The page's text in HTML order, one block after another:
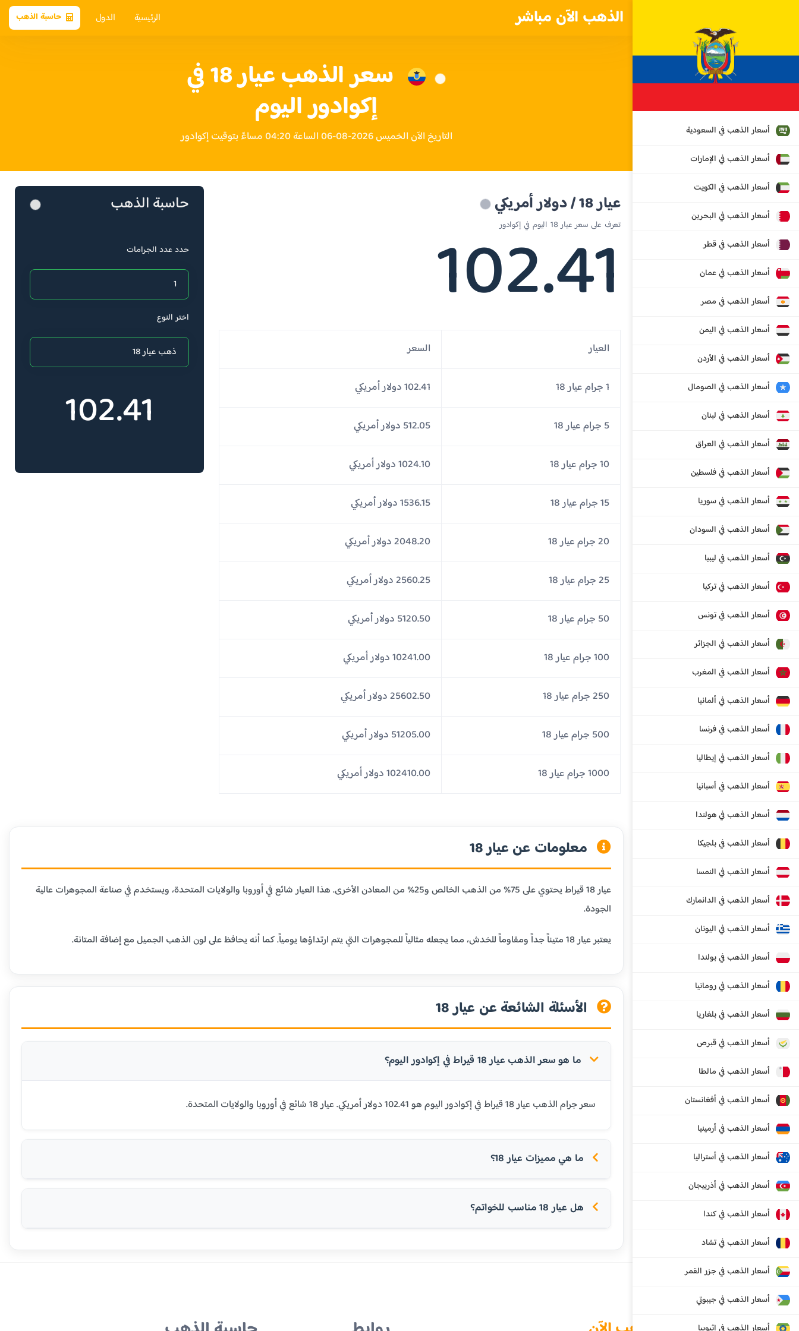
الذهب الآن مباشر الرئيسية الدول حاسبة الذهب
أسعار الذهب في السعودية
أسعار الذهب في الإمارات
أسعار الذهب في الكويت
أسعار الذهب في البحرين
أسعار الذهب في قطر
أسعار الذهب في عمان
أسعار الذهب في مصر
أسعار الذهب في اليمن
أسعار الذهب في الأردن
أسعار الذهب في الصومال
أسعار الذهب في لبنان
أسعار الذهب في العراق
أسعار الذهب في فلسطين
أسعار الذهب في سوريا
أسعار الذهب في السودان
أسعار الذهب في ليبيا
أسعار الذهب في تركيا
أسعار الذهب في تونس
أسعار الذهب في الجزائر
أسعار الذهب في المغرب
أسعار الذهب في ألمانيا
أسعار الذهب في فرنسا
أسعار الذهب في إيطاليا
أسعار الذهب في أسبانيا
أسعار الذهب في هولندا
أسعار الذهب في بلجيكا
أسعار الذهب في النمسا
أسعار الذهب في الدانمارك
أسعار الذهب في اليونان
أسعار الذهب في بولندا
أسعار الذهب في رومانيا
أسعار الذهب في بلغاريا
أسعار الذهب في قبرص
أسعار الذهب في مالطا
أسعار الذهب في أفغانستان
أسعار الذهب في أرمينيا
أسعار الذهب في أستراليا
أسعار الذهب في أذربيجان
أسعار الذهب في كندا
أسعار الذهب في تشاد
أسعار الذهب في جزر القمر
أسعار الذهب في جيبوتي
سعر الذهب عيار 18 في
إكوادور اليوم
التاريخ الآن الخميس 2026-08-06 الساعة 04:20 مساءً بتوقيت إكوادور
عيار 18 / دولار أمريكي
تعرف على سعر عيار 18 اليوم في إكوادور
102.41
العيار السعر
1 جرام عيار 18 102.41 دولار أمريكي
5 جرام عيار 18 512.05 دولار أمريكي
10 جرام عيار 18 1024.10 دولار أمريكي
15 جرام عيار 18 1536.15 دولار أمريكي
20 جرام عيار 18 2048.20 دولار أمريكي
25 جرام عيار 18 2560.25 دولار أمريكي
50 جرام عيار 18 5120.50 دولار أمريكي
100 جرام عيار 18 10241.00 دولار أمريكي
250 جرام عيار 18 25602.50 دولار أمريكي
500 جرام عيار 18 51205.00 دولار أمريكي
1000 جرام عيار 18 102410.00 دولار أمريكي
حاسبة الذهب
حدد عدد الجرامات
اختر النوع
102.41
معلومات عن عيار 18
عيار 18 قيراط يحتوي على 75% من الذهب الخالص و25% من المعادن الأخرى. هذا العيار شائع في أوروبا والولايات المتحدة، ويستخدم في صناعة المجوهرات عالية
الجودة.
يعتبر عيار 18 متيناً جداً ومقاوماً للخدش، مما يجعله مثالياً للمجوهرات التي يتم ارتداؤها يومياً. كما أنه يحافظ على لون الذهب الجميل مع إضافة المتانة.
الأسئلة الشائعة عن عيار 18
ما هو سعر الذهب عيار 18 قيراط في إكوادور اليوم؟
سعر جرام الذهب عيار 18 قيراط في إكوادور اليوم هو 102.41 دولار أمريكي. عيار 18 شائع في أوروبا والولايات المتحدة.
ما هي مميزات عيار 18؟
هل عيار 18 مناسب للخواتم؟